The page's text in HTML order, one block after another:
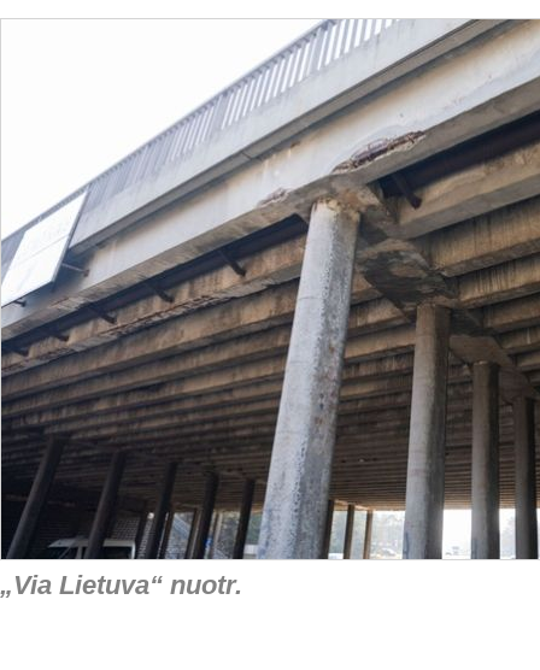
„Via Lietuva“ nuotr.